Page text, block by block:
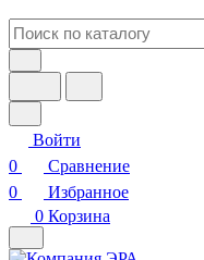
Войти
0
Сравнение
0
Избранное
0 Корзина